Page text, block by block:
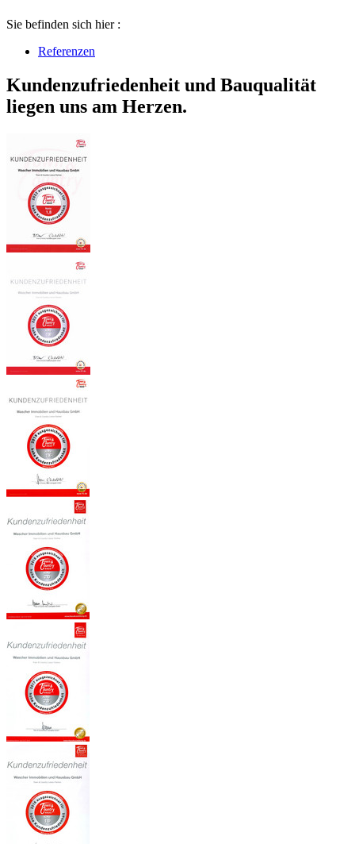
Sie befinden sich hier :
Referenzen
Kundenzufriedenheit und Bauqualität
liegen uns am Herzen.